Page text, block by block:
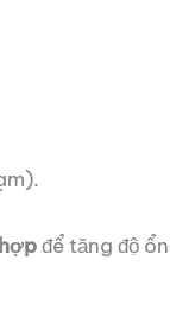
để tăng độ